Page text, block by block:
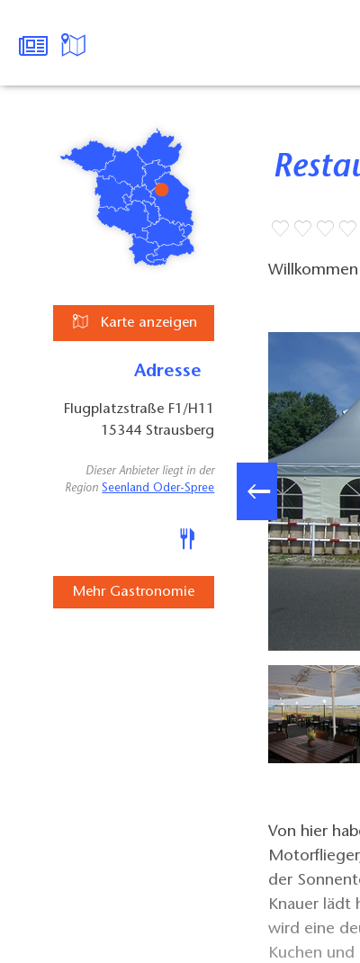
Karte anzeigen
Adresse
Flugplatzstraße F1/H11
15344 Strausberg
Dieser Anbieter liegt in der
RegionSeenland Oder-Spree
Mehr Gastronomie
Von hier
der
Knauer lädt
wird eine
Kuchen